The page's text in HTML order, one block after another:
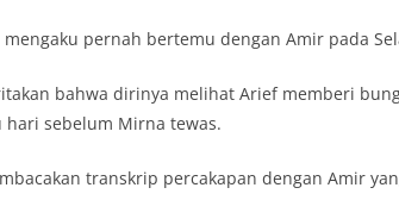
pernah bertemu dengan Amir pada
bahwa dirinya melihat Arief memberi
hari sebelum Mirna tewas.
transkrip percakapan dengan Amir